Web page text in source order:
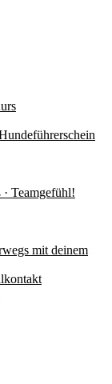
Teamgefühl!
mit deinem